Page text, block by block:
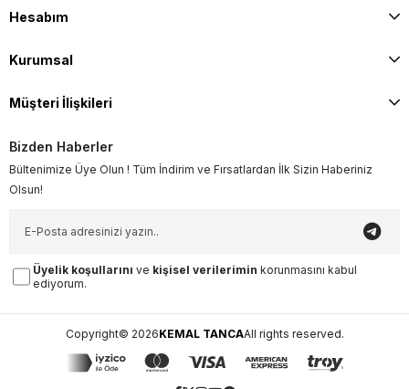
Hesabım
Kurumsal
Müşteri İlişkileri
Bizden Haberler
Bültenimize Üye Olun ! Tüm İndirim ve Fırsatlardan İlk Sizin Haberiniz
Olsun!
Üyelik koşullarını ve kişisel verilerimin korunmasını kabul
ediyorum.
Copyright© 2026KEMAL TANCAAll rights reserved.